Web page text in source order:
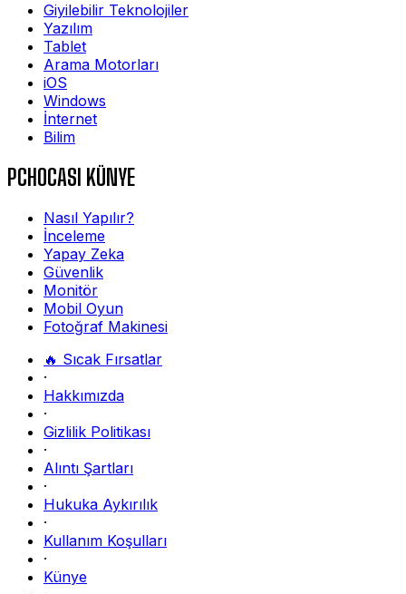
Giyilebilir Teknolojiler
Yazılım
Tablet
Arama Motorları
iOS
Windows
İnternet
Bilim
PCHOCASI KÜNYE
Nasıl Yapılır?
İnceleme
Yapay Zeka
Güvenlik
Monitör
Mobil Oyun
Fotoğraf Makinesi
🔥 Sıcak Fırsatlar
·
Hakkımızda
·
Gizlilik Politikası
·
Alıntı Şartları
·
Hukuka Aykırılık
·
Kullanım Koşulları
·
Künye